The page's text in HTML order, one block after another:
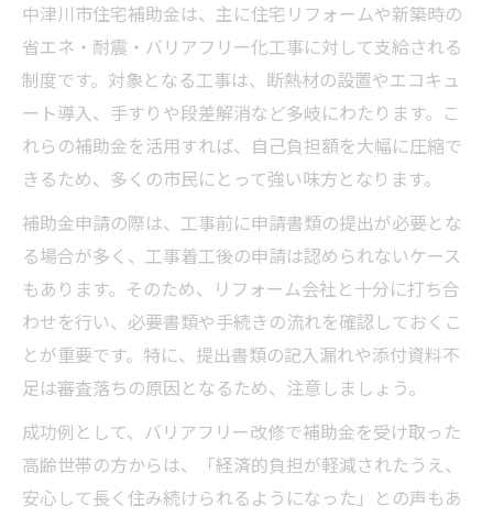
中津川市住宅補助金は、主に住宅リフォームや新築時の
省エネ・耐震・バリアフリー化工事に対して支給される
制度です。対象となる工事は、断熱材の設置やエコキュ
ート導入、手すりや段差解消など多岐にわたります。こ
れらの補助金を活用すれば、自己負担額を大幅に圧縮で
きるため、多くの市民にとって強い味方となります。
補助金申請の際は、工事前に申請書類の提出が必要とな
る場合が多く、工事着工後の申請は認められないケース
もあります。そのため、リフォーム会社と十分に打ち合
わせを行い、必要書類や手続きの流れを確認しておくこ
とが重要です。特に、提出書類の記入漏れや添付資料不
足は審査落ちの原因となるため、注意しましょう。
成功例として、バリアフリー改修で補助金を受け取った
高齢世帯の方からは、「経済的負担が軽減されたうえ、
安心して長く住み続けられるようになった」との声もあ